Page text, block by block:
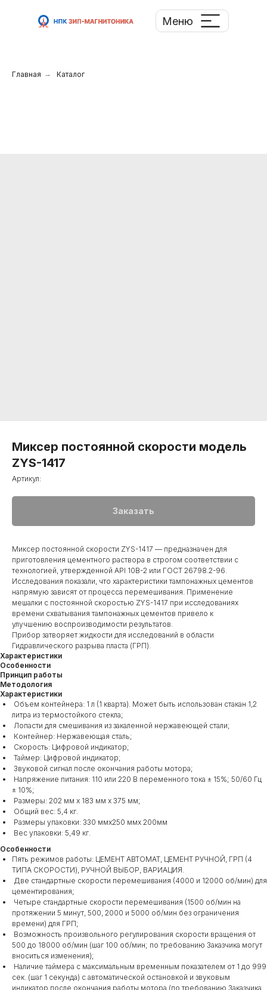
Меню
Главная → Каталог
Миксер постоянной скорости модель
ZYS-1417
Артикул:
Заказать
Миксер постоянной скорости ZYS-1417 — предназначен для
приготовления цементного раствора в строгом соответствии с
технологией, утвержденной API 10B-2 или ГОСТ 26798.2-96.
Исследования показали, что характеристики тампонажных цементов
напрямую зависят от процесса перемешивания. Применение
мешалки с постоянной скоростью ZYS-1417 при исследованиях
времени схватывания тампонажных цементов привело к
улучшению воспроизводимости результатов.
Прибор затворяет жидкости для исследований в области
Гидравлического разрыва пласта (ГРП).
Характеристики
Особенности
Принцип работы
Методология
Характеристики
Объем контейнера: 1 л (1 кварта). Может быть использован стакан 1,2
литра из термостойкого стекла;
Лопасти для смешивания из закаленной нержавеющей стали;
Контейнер: Нержавеющая сталь;
Скорость: Цифровой индикатор;
Таймер: Цифровой индикатор;
Звуковой сигнал после окончания работы мотора;
Напряжение питания: 110 или 220 В переменного тока ± 15%; 50/60 Гц
± 10%;
Размеры: 202 мм х 183 мм х 375 мм;
Общий вес: 5,4 кг.
Размеры упаковки: 330 ммx250 ммx 200мм
Вес упаковки: 5,49 кг.
Особенности
Пять режимов работы: ЦЕМЕНТ АВТОМАТ, ЦЕМЕНТ РУЧНОЙ, ГРП (4
ТИПА СКОРОСТИ), РУЧНОЙ ВЫБОР, ВАРИАЦИЯ.
Две стандартные скорости перемешивания (4000 и 12000 об/мин) для
цементирования;
Четыре стандартные скорости перемешивания (1500 об/мин на
протяжении 5 минут, 500, 2000 и 5000 об/мин без ограничения
времени) для ГРП;
Возможность произвольного регулирования скорости вращения от
500 до 18000 об/мин (шаг 100 об/мин; по требованию Заказчика могут
вноситься изменения);
Наличие таймера с максимальным временным показателем от 1 до 999
сек. (шаг 1 секунда) с автоматической остановкой и звуковым
индикатор после окончания работы мотора (по требованию Заказчика